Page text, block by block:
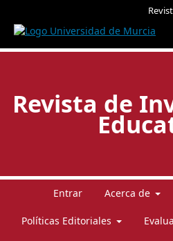
Revista de
Entrar Acerca de
Políticas Editoriales